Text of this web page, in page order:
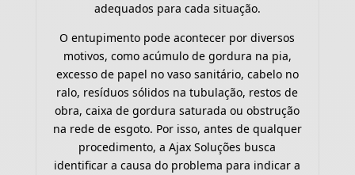
adequados para cada situação.
O entupimento pode acontecer por diversos
motivos, como acúmulo de gordura na pia,
excesso de papel no vaso sanitário, cabelo no
ralo, resíduos sólidos na tubulação, restos de
obra, caixa de gordura saturada ou obstrução
na rede de esgoto. Por isso, antes de qualquer
procedimento, a Ajax Soluções busca
identificar a causa do problema para indicar a